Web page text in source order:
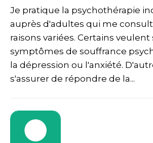
Je pratique la psychothérapie
auprès d'adultes qui me
raisons variées. Certains
symptômes de souffrance
la dépression ou l'anxiété.
s'assurer de répondre de la...